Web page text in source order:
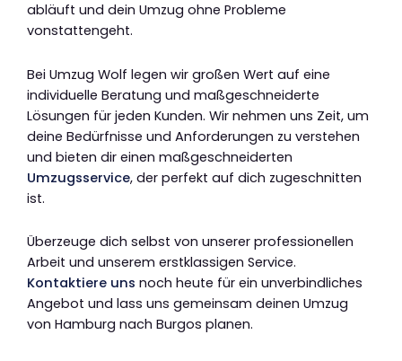
abläuft und dein Umzug ohne Probleme
vonstattengeht.
Bei Umzug Wolf legen wir großen Wert auf eine
individuelle Beratung und maßgeschneiderte
Lösungen für jeden Kunden. Wir nehmen uns Zeit, um
deine Bedürfnisse und Anforderungen zu verstehen
und bieten dir einen maßgeschneiderten
Umzugsservice, der perfekt auf dich zugeschnitten
ist.
Überzeuge dich selbst von unserer professionellen
Arbeit und unserem erstklassigen Service.
Kontaktiere uns noch heute für ein unverbindliches
Angebot und lass uns gemeinsam deinen Umzug
von Hamburg nach Burgos planen.